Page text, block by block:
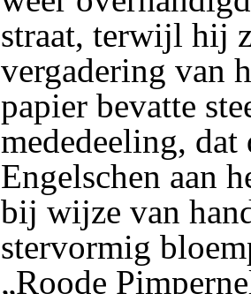
straat, terwijl hij
vergadering van
papier bevatte
mededeeling, dat
Engelschen aan
bij wijze van
stervormig
„Roode